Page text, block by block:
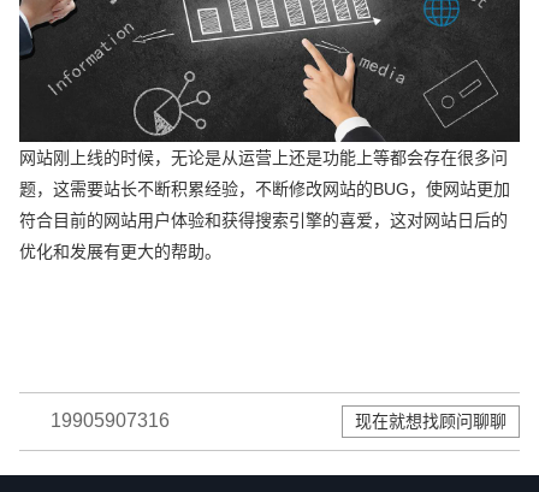
网站刚上线的时候，无论是从运营上还是功能上等都会存在很多问
题，这需要站长不断积累经验，不断修改网站的BUG，使网站更加
符合目前的网站用户体验和获得搜索引擎的喜爱，这对网站日后的
优化和发展有更大的帮助。
19905907316 现在就想找顾问聊聊